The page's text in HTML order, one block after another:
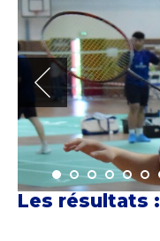
Les résultats :